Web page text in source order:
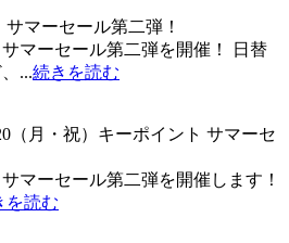
サマーセール第二弾！
マーセール第二弾を開催！ 日替
...続きを読む
（月・祝）キーポイント サマーセ
マーセール第二弾を開催します！
を読む